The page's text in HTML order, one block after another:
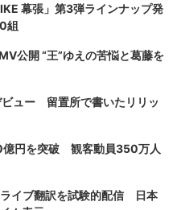
幕張」第3弾ラインナップ発
組
公開 “王”ゆえの苦悩と葛藤を
ュー 留置所で書いたリリッ
億円を突破 観客動員350万人
イブ翻訳を試験的配信 日本